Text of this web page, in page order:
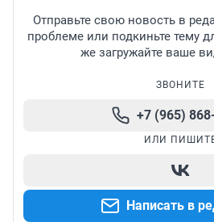
Отправьте свою новость в
проблеме или подкиньте тему
же загружайте ваше
ЗВОНИТЕ
+7 (965)
ИЛИ
Написать в